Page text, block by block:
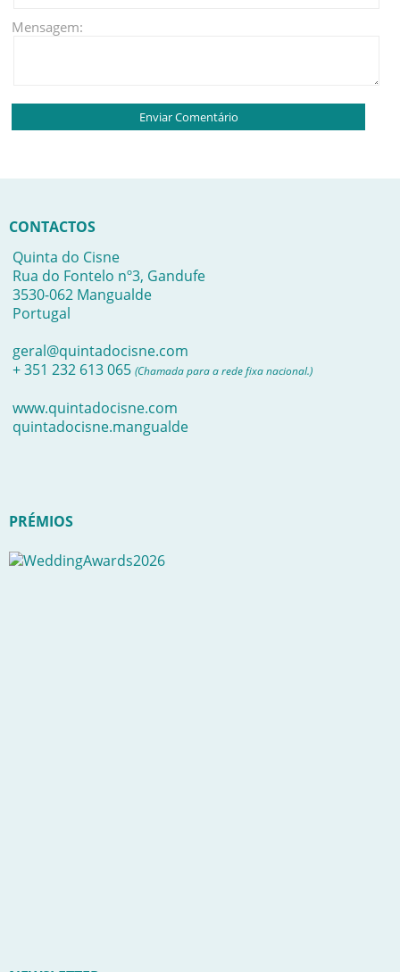
Mensagem:
CONTACTOS
Quinta do Cisne
Rua do Fontelo nº3, Gandufe
3530-062 Mangualde
Portugal
geral@quintadocisne.com
+ 351 232 613 065 (Chamada para a rede fixa nacional.)
www.quintadocisne.com
quintadocisne.mangualde
PRÉMIOS